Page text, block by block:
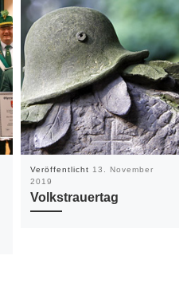
Veröffentlicht 13. November
2019
Volkstrauertag